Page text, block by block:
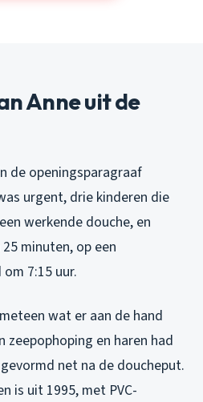
Anne uit de
de openingsparagraaf
urgent, drie kinderen die
werkende douche, en
minuten, op een
7:15 uur.
wat er aan de hand
zeepophoping en haren had
net na de doucheput.
is uit 1995, met PVC-